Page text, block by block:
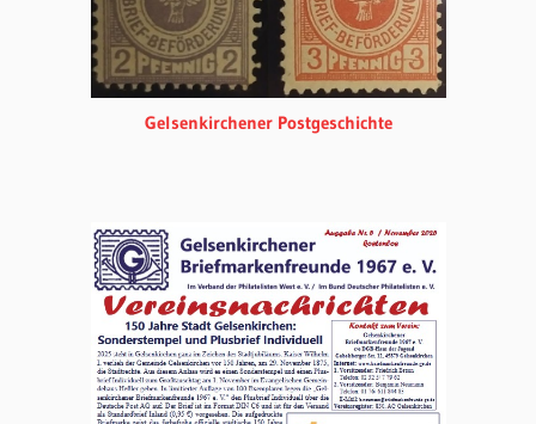
Gelsenkirchener Postgeschichte